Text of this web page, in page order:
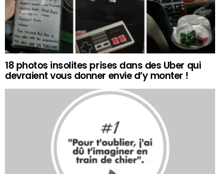
18 photos insolites prises dans des Uber qui
devraient vous donner envie d’y monter !